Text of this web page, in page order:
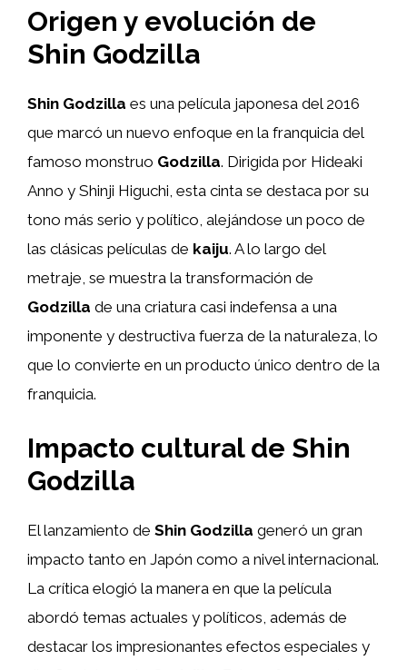
Origen y evolución de
Shin Godzilla
Shin Godzilla es una película japonesa del 2016
que marcó un nuevo enfoque en la franquicia del
famoso monstruo Godzilla. Dirigida por Hideaki
Anno y Shinji Higuchi, esta cinta se destaca por su
tono más serio y político, alejándose un poco de
las clásicas películas de kaiju. A lo largo del
metraje, se muestra la transformación de
Godzilla de una criatura casi indefensa a una
imponente y destructiva fuerza de la naturaleza, lo
que lo convierte en un producto único dentro de la
franquicia.
Impacto cultural de Shin
Godzilla
El lanzamiento de Shin Godzilla generó un gran
impacto tanto en Japón como a nivel internacional.
La crítica elogió la manera en que la película
abordó temas actuales y políticos, además de
destacar los impresionantes efectos especiales y